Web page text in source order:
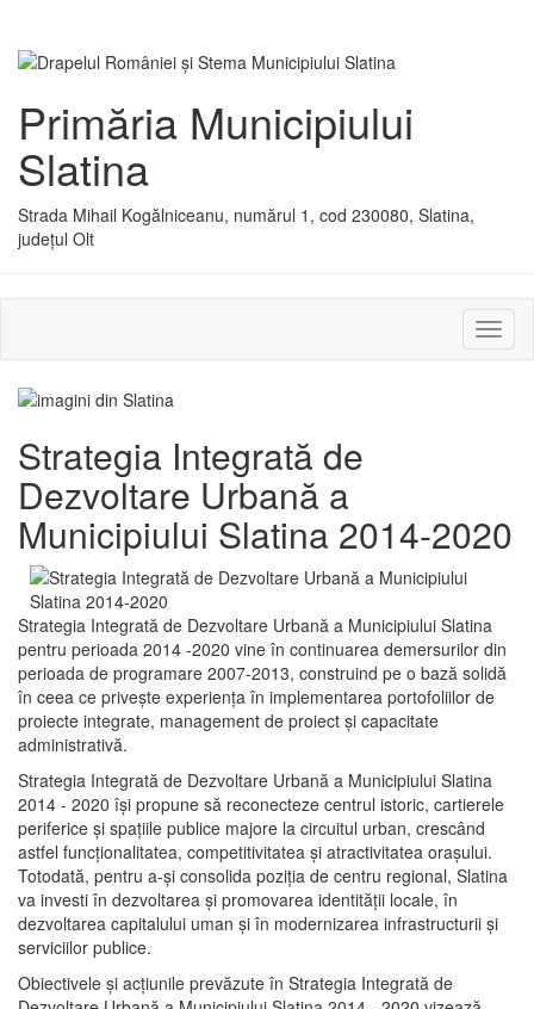
Primăria Municipiului
Slatina
Strada Mihail Kogălniceanu, numărul 1, cod 230080, Slatina,
județul Olt
sau
Strategia Integrată de
Dezvoltare Urbană a
Municipiului Slatina 2014-2020
Strategia Integrată de Dezvoltare Urbană a Municipiului Slatina
pentru perioada 2014 -2020 vine în continuarea demersurilor din
perioada de programare 2007-2013, construind pe o bază solidă
în ceea ce priveşte experienţa în implementarea portofoliilor de
proiecte integrate, management de proiect și capacitate
administrativă.
Strategia Integrată de Dezvoltare Urbană a Municipiului Slatina
2014 - 2020 își propune să reconecteze centrul istoric, cartierele
periferice şi spaţiile publice majore la circuitul urban, crescând
astfel funcţionalitatea, competitivitatea şi atractivitatea oraşului.
Totodată, pentru a-şi consolida poziţia de centru regional, Slatina
va investi în dezvoltarea şi promovarea identităţii locale, în
dezvoltarea capitalului uman şi în modernizarea infrastructurii şi
serviciilor publice.
Obiectivele şi acţiunile prevăzute în Strategia Integrată de